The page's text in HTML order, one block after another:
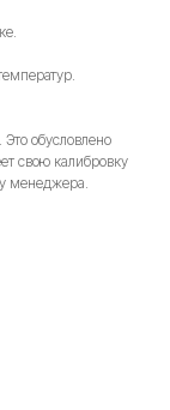
обусловлено
свою калибровку
менеджера.